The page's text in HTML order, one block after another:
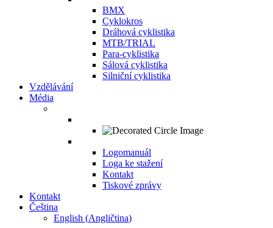
BMX
Cyklokros
Dráhová cyklistika
MTB/TRIAL
Para-cyklistika
Sálová cyklistika
Silniční cyklistika
Vzdělávání
Média
Logomanuál
Loga ke stažení
Kontakt
Tiskové zprávy
Kontakt
Čeština
English (Angličtina)